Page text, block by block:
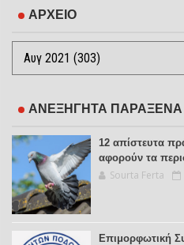
ΑΡΧΕΙΟ
ΑΝΕΞΗΓΗΤΑ ΠΑΡΑΞΕΝΑ
12 απίστευτα
αφορούν τα
Sourta Ferta
Επιμορφωτική